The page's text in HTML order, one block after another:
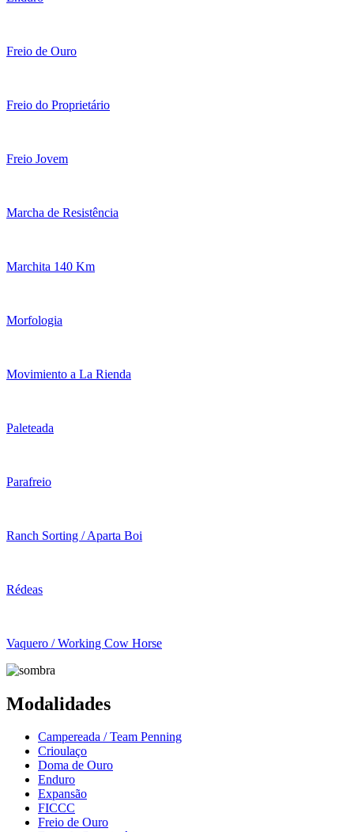
Freio de Ouro
Freio do Proprietário
Freio Jovem
Marcha de Resistência
Marchita 140 Km
Morfologia
Movimiento a La Rienda
Paleteada
Parafreio
Ranch Sorting / Aparta Boi
Rédeas
Vaquero / Working Cow Horse
Modalidades
Campereada / Team Penning
Crioulaço
Doma de Ouro
Enduro
Expansão
FICCC
Freio de Ouro